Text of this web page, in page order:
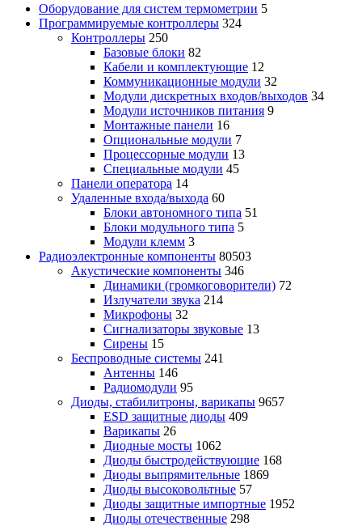
Оборудование для систем термометрии 5
Программируемые контроллеры 324
Контроллеры 250
Базовые блоки 82
Кабели и комплектующие 12
Коммуникационные модули 32
Модули дискретных входов/выходов 34
Модули источников питания 9
Монтажные панели 16
Опциональные модули 7
Процессорные модули 13
Специальные модули 45
Панели оператора 14
Удаленные входа/выхода 60
Блоки автономного типа 51
Блоки модульного типа 5
Модули клемм 3
Радиоэлектронные компоненты 80503
Акустические компоненты 346
Динамики (громкоговорители) 72
Излучатели звука 214
Микрофоны 32
Сигнализаторы звуковые 13
Сирены 15
Беспроводные системы 241
Антенны 146
Радиомодули 95
Диоды, стабилитроны, варикапы 9657
ESD защитные диоды 409
Варикапы 26
Диодные мосты 1062
Диоды быстродействующие 168
Диоды выпрямительные 1869
Диоды высоковольтные 57
Диоды защитные импортные 1952
Диоды отечественные 298